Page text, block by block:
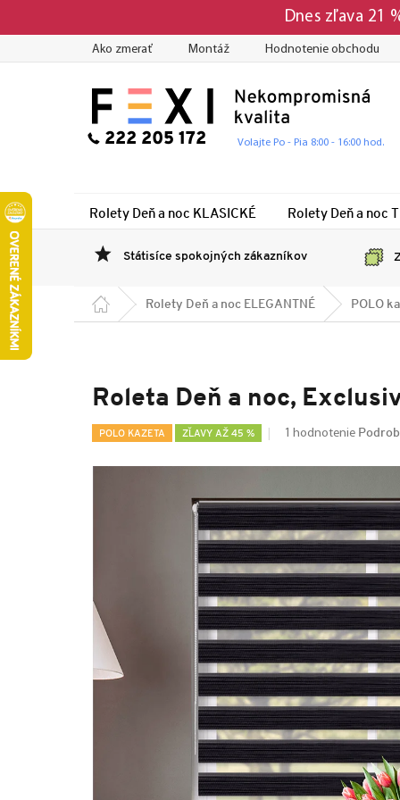
Dnes zľava 21
Ako zmerať Montáž Hodnotenie obchodu
222 205 172 Volajte Po - Pia 8:00 - 16:00 hod.
Rolety Deň a noc KLASICKÉ Rolety Deň a noc
Státisíce spokojných zákazníkov
DomovRolety Deň a noc ELEGANTNÉ POLO
Roleta Deň a noc,
POLO KAZETA ZĽAVY AŽ 45 % 1 hodnotenie